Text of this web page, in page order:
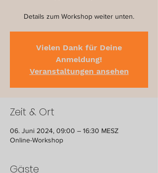
Details zum Workshop weiter unten.
Vielen Dank für Deine
Anmeldung!
Veranstaltungen ansehen
Zeit & Ort
06. Juni 2024, 09:00 – 16:30 MESZ
Online-Workshop
Gäste